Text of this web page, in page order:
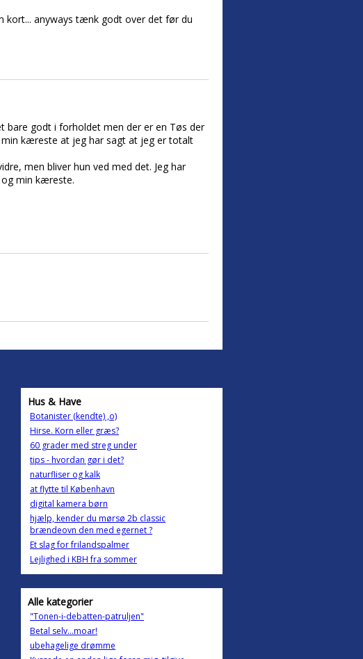
kort... anyways tænk godt over det før du
bare godt i forholdet men der er en Tøs der
kæreste at jeg har sagt at jeg er totalt
men bliver hun ved med det. Jeg har
min kæreste.
Hus & Have
Botanister (kendte) ,o)
Hirse. Korn eller græs?
60 grader med streg under
tips - hvordan gør i det?
naturfliser og kalk
at flytte til København
digital kamera børn
hjælp, kender du mørsø 2b classic
brændeovn den med egernet ?
Et slag for frilandspalmer
Lejlighed i KBH fra sommer
Alle kategorier
"Tonen-i-debatten-patruljen"
Betal selv...moar!
ubehagelige drømme